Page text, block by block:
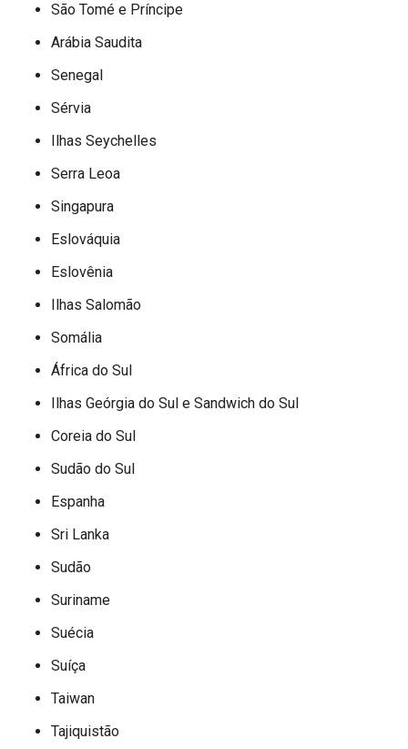
São Tomé e Príncipe
Arábia Saudita
Senegal
Sérvia
Ilhas Seychelles
Serra Leoa
Singapura
Eslováquia
Eslovênia
Ilhas Salomão
Somália
África do Sul
Ilhas Geórgia do Sul e Sandwich do Sul
Coreia do Sul
Sudão do Sul
Espanha
Sri Lanka
Sudão
Suriname
Suécia
Suíça
Taiwan
Tajiquistão